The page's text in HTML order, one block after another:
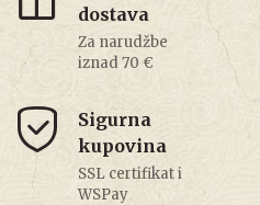
dostava
Za narudžbe
iznad 70 €
Sigurna
kupovina
SSL certifikat i
WSPay